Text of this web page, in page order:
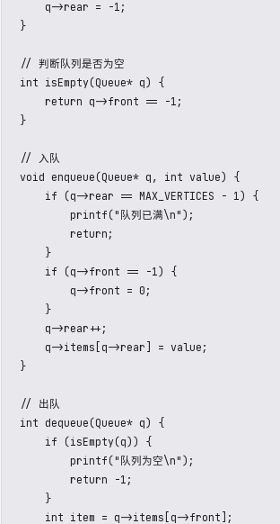
    q->front = -1;
    q->rear = -1;
// 判断队列是否为空
int isEmpty(Queue* q) {
    return q->front == -1;
// 入队
void enqueue(Queue* q, int value) {
    if (q->rear == MAX_VERTICES - 1) {
        printf("队列已满\n");
        return;
    }
    if (q->front == -1) {
        q->front = 0;
    }
    q->rear++;
    q->items[q->rear] = value;
// 出队
int dequeue(Queue* q) {
    if (isEmpty(q)) {
        printf("队列为空\n");
        return -1;
    }